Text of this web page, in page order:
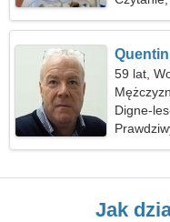
Quentin
59 lat,
Digne-
Jak